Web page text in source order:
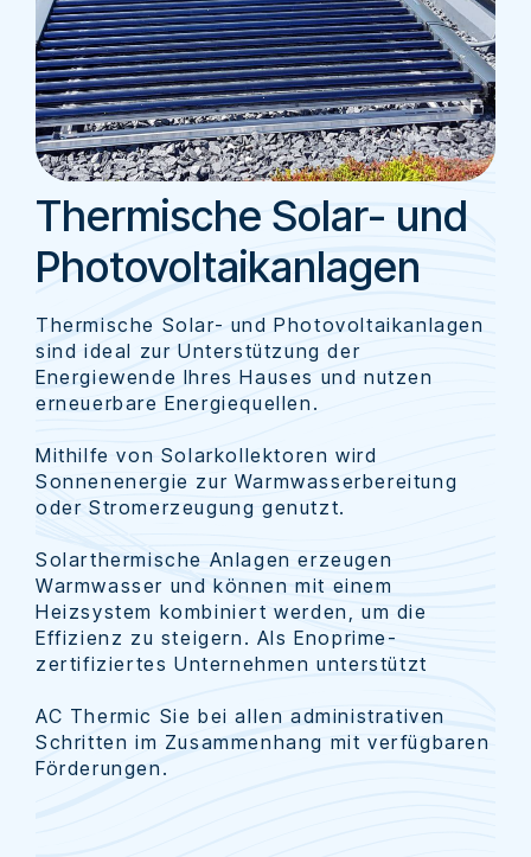
Thermische Solar- und
Photovoltaikanlagen
Thermische Solar- und Photovoltaikanlagen
sind ideal zur Unterstützung der
Energiewende Ihres Hauses und nutzen
erneuerbare Energiequellen.
Mithilfe von Solarkollektoren wird
Sonnenenergie zur Warmwasserbereitung
oder Stromerzeugung genutzt.
Solarthermische Anlagen erzeugen
Warmwasser und können mit einem
Heizsystem kombiniert werden, um die
Effizienz zu steigern. Als Enoprime-
zertifiziertes Unternehmen unterstützt
AC Thermic Sie bei allen administrativen
Schritten im Zusammenhang mit verfügbaren
Förderungen.